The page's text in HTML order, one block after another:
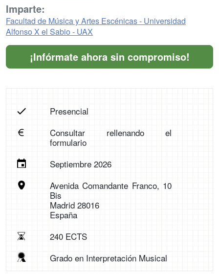
Imparte:
Facultad de Música y Artes Escénicas - Universidad
Alfonso X el Sabio - UAX
¡Infórmate ahora sin compromiso!
Presencial
Consultar rellenando el
formulario
Septiembre 2026
Avenida Comandante Franco, 10
Bis
Madrid 28016
España
240 ECTS
Grado en Interpretación Musical